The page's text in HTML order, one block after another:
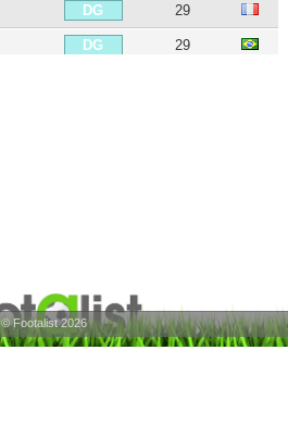
DG 29
DG 29
AID 25
© Footalist 2026